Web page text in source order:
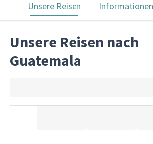
Unsere Reisen Informationen
Unsere Reisen nach
Guatemala